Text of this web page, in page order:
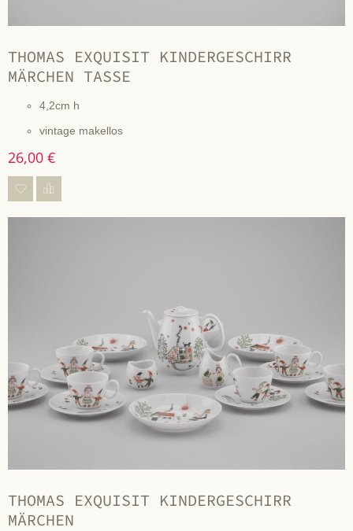
THOMAS EXQUISIT KINDERGESCHIRR
MÄRCHEN TASSE
4,2cm h
vintage makellos
26,00 €
THOMAS EXQUISIT KINDERGESCHIRR
MÄRCHEN